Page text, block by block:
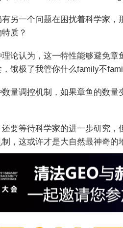
另一个问题在困扰着科学家，
质？
论认为，这一特性能够避免章
饿极了我管你什么family不
量调控机制，如果章鱼的数量
要等待科学家的进一步研究，
，这或许才是大自然最神奇的